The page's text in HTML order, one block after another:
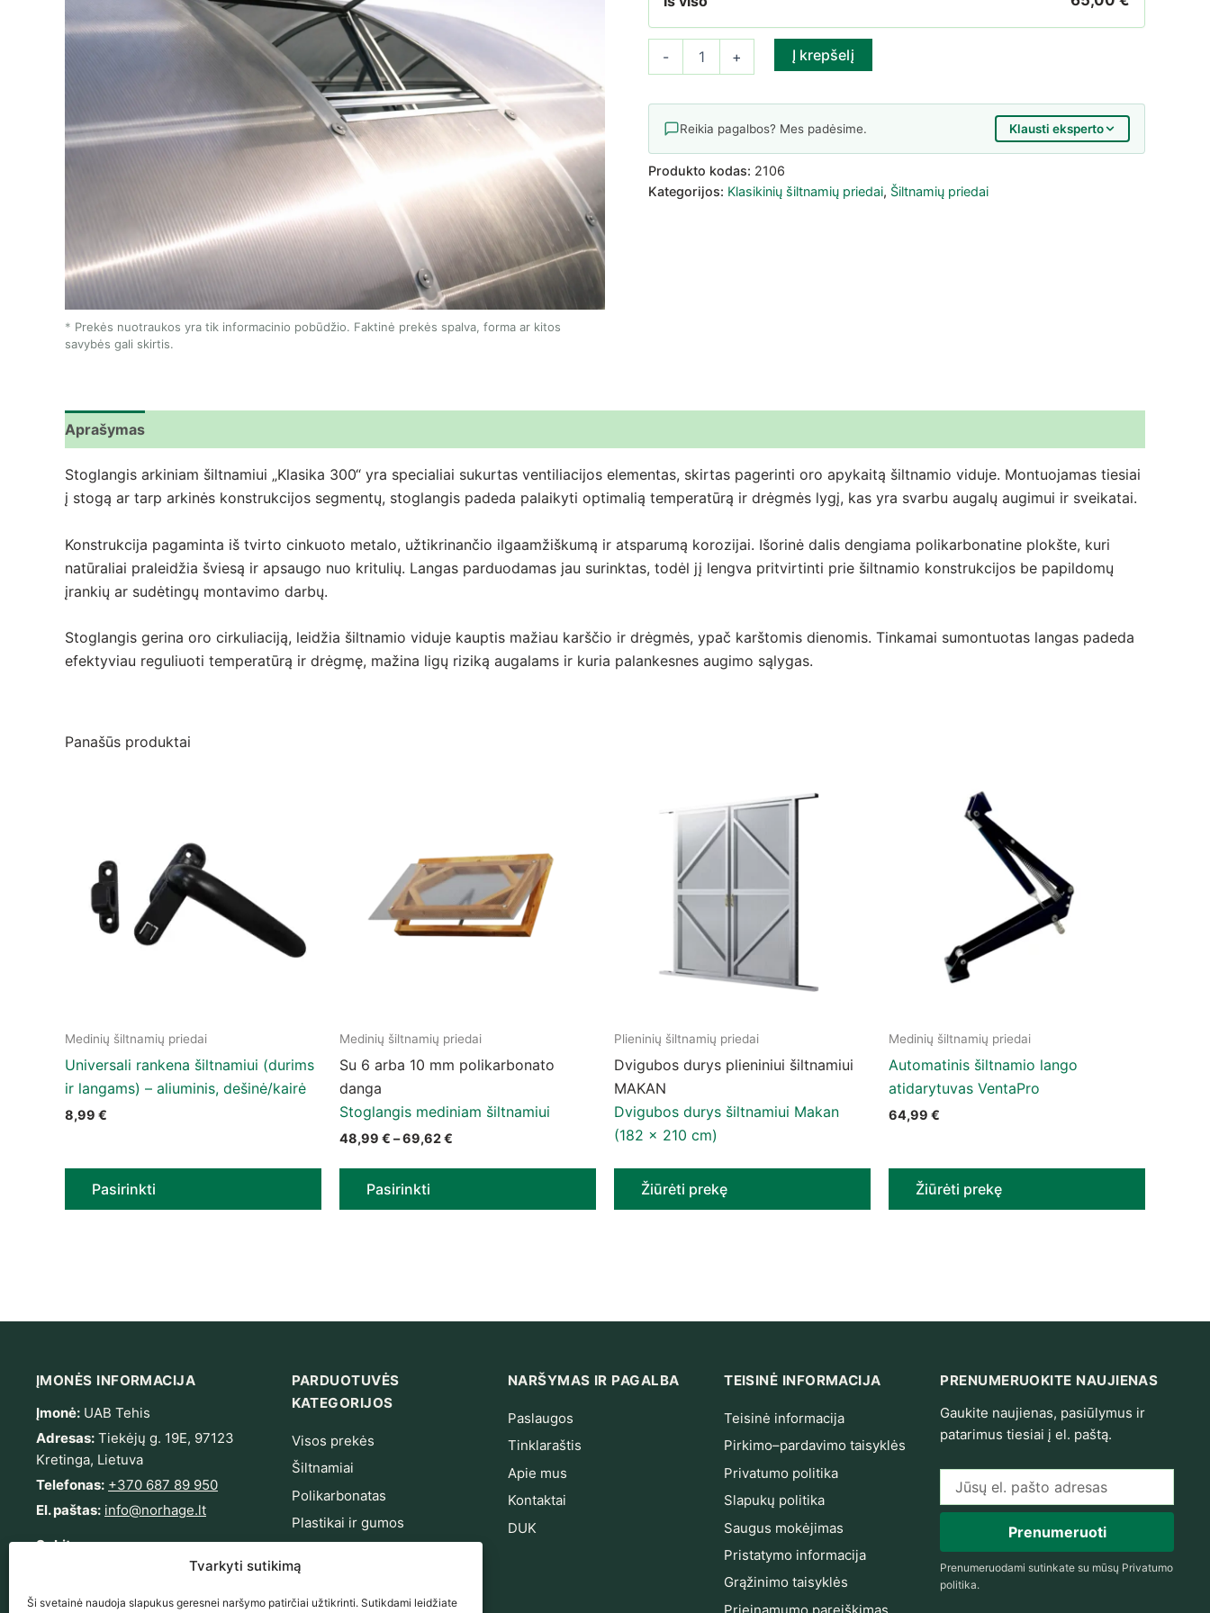
Tvarkyti sutikimą
Ši svetainė naudoja slapukus geresnei naršymo patirčiai užtikrinti. Sutikdami leidžiate
Prekės nuotraukos yra tik informacinio pobūdžio. Faktinė prekės spalva, forma ar kitos
savybės gali skirtis.
-
produkto kiekis: Stoglangis arkiniam šiltnamiui Klasika 300
+ Į krepšelį
Reikia pagalbos? Mes padėsime. Klausti eksperto
Produkto kodas: 2106
Kategorijos: Klasikinių šiltnamių priedai, Šiltnamių priedai
Aprašymas
Stoglangis arkiniam šiltnamiui „Klasika 300“ yra specialiai sukurtas ventiliacijos elementas, skirtas pagerinti oro apykaitą šiltnamio viduje. Montuojamas tiesiai
į stogą ar tarp arkinės konstrukcijos segmentų, stoglangis padeda palaikyti optimalią temperatūrą ir drėgmės lygį, kas yra svarbu augalų augimui ir sveikatai.
Konstrukcija pagaminta iš tvirto cinkuoto metalo, užtikrinančio ilgaamžiškumą ir atsparumą korozijai. Išorinė dalis dengiama polikarbonatine plokšte, kuri
natūraliai praleidžia šviesą ir apsaugo nuo kritulių. Langas parduodamas jau surinktas, todėl jį lengva pritvirtinti prie šiltnamio konstrukcijos be papildomų
įrankių ar sudėtingų montavimo darbų.
Stoglangis gerina oro cirkuliaciją, leidžia šiltnamio viduje kauptis mažiau karščio ir drėgmės, ypač karštomis dienomis. Tinkamai sumontuotas langas padeda
efektyviau reguliuoti temperatūrą ir drėgmę, mažina ligų riziką augalams ir kuria palankesnes augimo sąlygas.
Panašūs produktai
Medinių šiltnamių priedai
Universali rankena šiltnamiui (durims
ir langams) – aliuminis, dešinė/kairė
8,99 €
Pasirinkti
This product has multiple variants. The options may be chosen on the product page
Medinių šiltnamių priedai
Stoglangis mediniam šiltnamiui
Su 6 arba 10 mm polikarbonato
danga
48,99 € –69,62€ Price range: 48,99 € through 69,62 €
Pasirinkti
This product has multiple variants. The options may be chosen on the product page
Plieninių šiltnamių priedai
Dvigubos durys šiltnamiui Makan
(182 x 210 cm)
Dvigubos durys plieniniui šiltnamiui
MAKAN
Žiūrėti prekę
Medinių šiltnamių priedai
Automatinis šiltnamio lango
atidarytuvas VentaPro
64,99 €
Žiūrėti prekę
ĮMONĖS INFORMACIJA
Įmonė: UAB Tehis
Adresas: Tiekėjų g. 19E, 97123
Kretinga, Lietuva
Telefonas: +370 687 89 950
El. paštas: info@norhage.lt
Sekite mus
PARDUOTUVĖS
KATEGORIJOS
Visos prekės
Šiltnamiai
Polikarbonatas
Plastikai ir gumos
Sodas ir terasa
Išpardavimas
NARŠYMAS IR PAGALBA
Paslaugos
Tinklaraštis
Apie mus
Kontaktai
DUK
TEISINĖ INFORMACIJA
Teisinė informacija
Pirkimo–pardavimo taisyklės
Privatumo politika
Slapukų politika
Saugus mokėjimas
Pristatymo informacija
Grąžinimo taisyklės
PRENUMERUOKITE NAUJIENAS
Gaukite naujienas, pasiūlymus ir
patarimus tiesiai į el. paštą.
Prenumeruoti
Prenumeruodami sutinkate su mūsų Privatumo
politika.